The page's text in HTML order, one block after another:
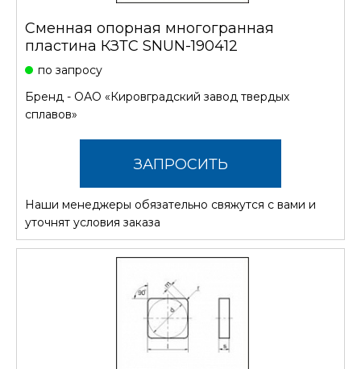
Сменная опорная многогранная
пластина КЗТС SNUN-190412
по запросу
Бренд - ОАО «Кировградский завод твердых
сплавов»
ЗАПРОСИТЬ
СТОИМОСТЬ
Наши менеджеры обязательно свяжутся с вами и
уточнят условия заказа